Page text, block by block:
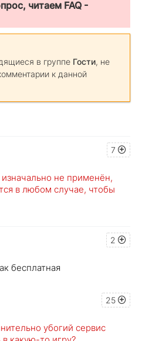
читаем FAQ -
в группе Гости, не
к данной
7
не применён,
в любом случае, чтобы
2
бесплатная
25
убогий сервис